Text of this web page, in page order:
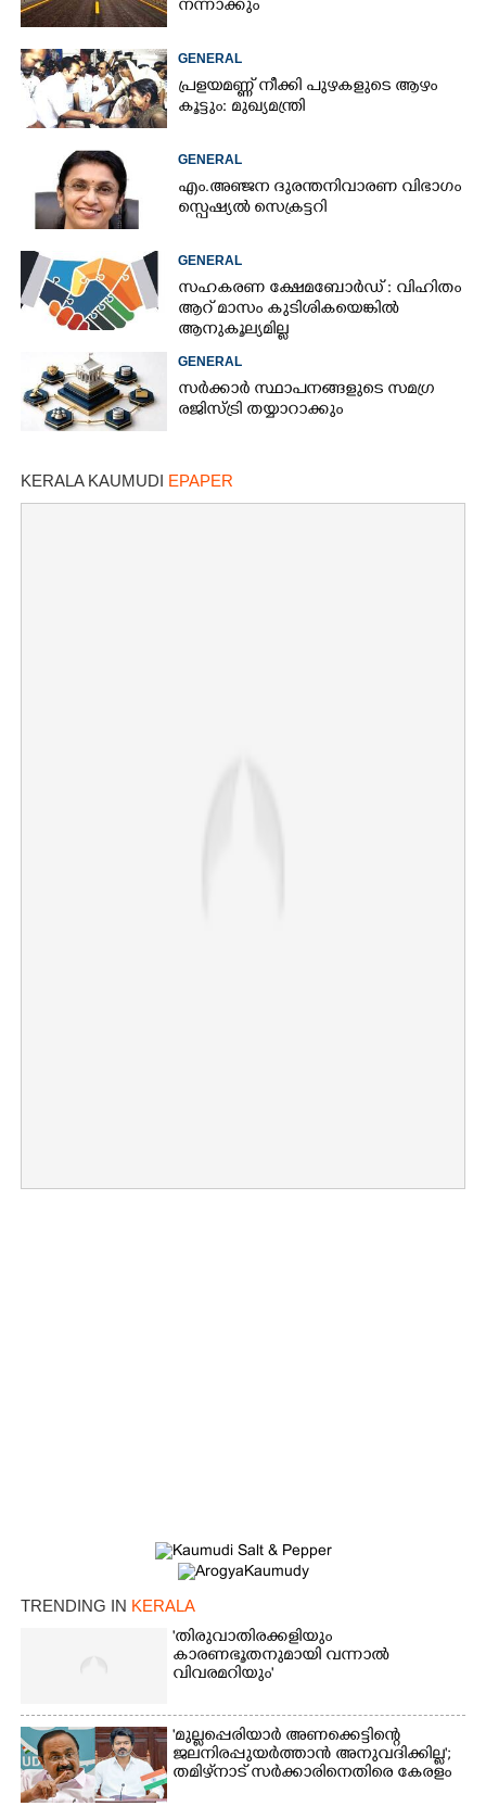
നന്നാക്കും
GENERAL
പ്രളയമണ്ണ് നീക്കി പുഴകളുടെ ആഴം
കൂട്ടും: മുഖ്യമന്ത്രി
GENERAL
എം.അഞ്ജന ദുരന്തനിവാരണ വിഭാഗം
സ്പെഷ്യൽ സെക്രട്ടറി
GENERAL
സഹകരണ ക്ഷേമബോർഡ് : വിഹിതം
ആറ് മാസം കുടിശികയെങ്കിൽ
ആനുകൂല്യമില്ല
GENERAL
സർക്കാർ സ്ഥാപനങ്ങളുടെ സമഗ്ര
രജിസ്ട്രി തയ്യാറാക്കും
KERALA KAUMUDI EPAPER
TRENDING IN KERALA
'തിരുവാതിരക്കളിയും
കാരണഭൂതനുമായി വന്നാൽ
വിവരമറിയും '
'മുല്ലപ്പെരിയാർ അണക്കെട്ടിന്റെ
ജലനിരപ്പുയർത്താൻ അനുവദിക്കില്ല';
തമിഴ്‌നാട് സർക്കാരിനെതിരെ കേരളം
Share this link